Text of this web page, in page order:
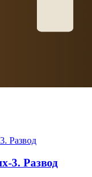
3. Развод